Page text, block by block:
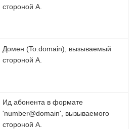
стороной А.
Домен (To:domain), вызываемый
стороной А.
Ид абонента в формате
'number@domain', вызываемого
стороной А.